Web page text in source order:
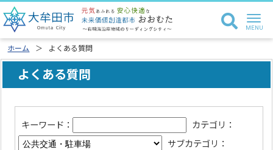
ホーム よくある質問
よくある質問
キーワード：
カテゴリ：
サブカテゴリ：